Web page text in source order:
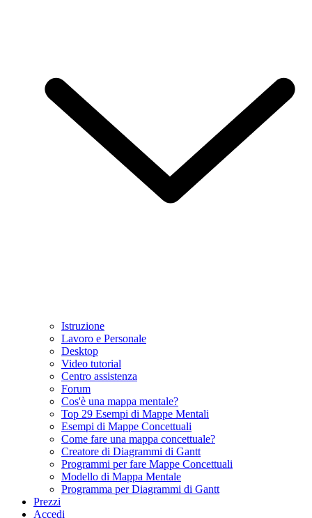
Istruzione
Lavoro e Personale
Desktop
Video tutorial
Centro assistenza
Forum
Cos'è una mappa mentale?
Top 29 Esempi di Mappe Mentali
Esempi di Mappe Concettuali
Come fare una mappa concettuale?
Creatore di Diagrammi di Gantt
Programmi per fare Mappe Concettuali
Modello di Mappa Mentale
Programma per Diagrammi di Gantt
Prezzi
Accedi